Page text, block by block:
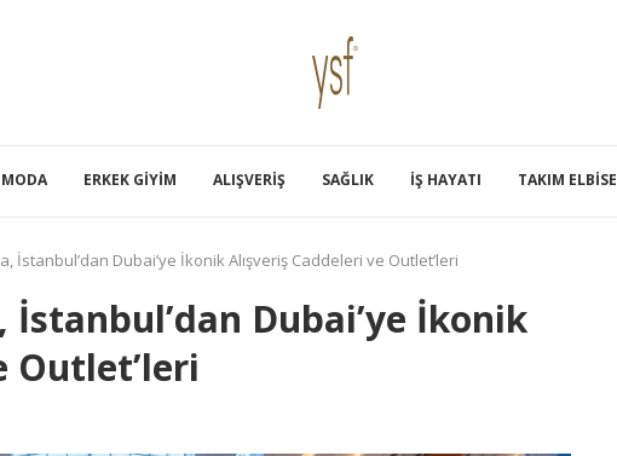
MODA ERKEK GIYIM ALIŞVERIŞ SAĞLIK İŞ HAYATI TAKIM ELBISE
İstanbul’dan Dubai’ye İkonik Alışveriş Caddeleri ve Outlet’leri
İstanbul’dan Dubai’ye İkonik
Outlet’leri